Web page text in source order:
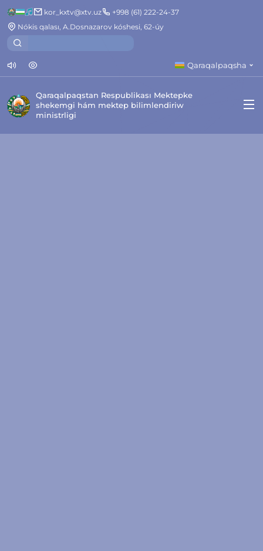
kor_kxtv@xtv.uz
+998 (61) 222-24-37
Nókis qalası, A.Dosnazarov kóshesi, 62-úy
Qaraqalpaqsha
Qaraqalpaqstan Respublikası Mektepke
shekemgi hám mektep bilimlendiriw
ministrligi